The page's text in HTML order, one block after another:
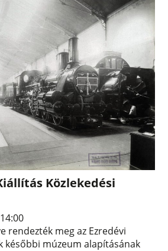
Közlekedési
rendezték meg az Ezredévi
későbbi múzeum alapításának